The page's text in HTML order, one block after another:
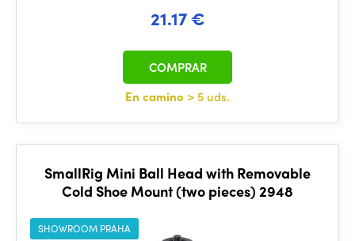
21.17 €
En camino > 5 uds.
COMPRAR
SmallRig Mini Ball Head with Removable
Cold Shoe Mount (two pieces) 2948
SHOWROOM PRAHA